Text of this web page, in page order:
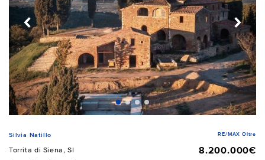
Silvia Natillo RE/MAX Oltre
Torrita di Siena, SI
8.200.000€